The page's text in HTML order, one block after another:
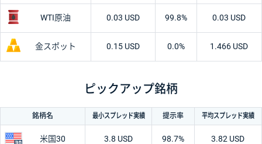
WTI原油 0.03 USD 99.8% 0.03 USD
金スポット 0.15 USD 0.0% 1.466 USD
ピックアップ銘柄
銘柄名 最小スプレッド実績 提示率 平均スプレッド実績
米国30 3.8 USD 98.7% 3.82 USD